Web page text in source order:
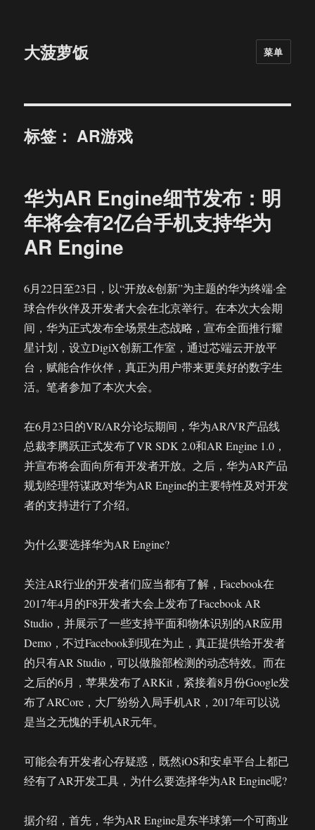
大菠萝饭 菜单
标签：AR游戏
华为AR Engine细节发布：明
年将会有2亿台手机支持华为
AR Engine
6月22日至23日，以“开放&创新”为主题的华为终端·全
球合作伙伴及开发者大会在北京举行。在本次大会期
间，华为正式发布全场景生态战略，宣布全面推行耀
星计划，设立DigiX创新工作室，通过芯端云开放平
台，赋能合作伙伴，真正为用户带来更美好的数字生
活。笔者参加了本次大会。
在6月23日的VR/AR分论坛期间，华为AR/VR产品线
总裁李腾跃正式发布了VR SDK 2.0和AR Engine 1.0，
并宣布将会面向所有开发者开放。之后，华为AR产品
规划经理符谋政对华为AR Engine的主要特性及对开发
者的支持进行了介绍。
为什么要选择华为AR Engine?
关注AR行业的开发者们应当都有了解，Facebook在
2017年4月的F8开发者大会上发布了Facebook AR
Studio，并展示了一些支持平面和物体识别的AR应用
Demo，不过Facebook到现在为止，真正提供给开发者
的只有AR Studio，可以做脸部检测的动态特效。而在
之后的6月，苹果发布了ARKit，紧接着8月份Google发
布了ARCore，大厂纷纷入局手机AR，2017年可以说
是当之无愧的手机AR元年。
可能会有开发者心存疑惑，既然iOS和安卓平台上都已
经有了AR开发工具，为什么要选择华为AR Engine呢?
据介绍，首先，华为AR Engine是东半球第一个可商业